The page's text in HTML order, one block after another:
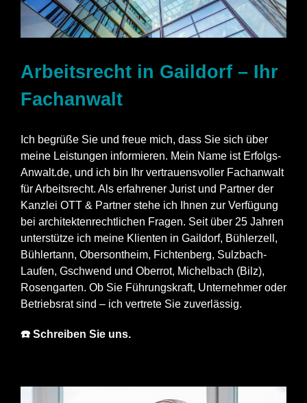
Arbeitsrecht in Gaildorf – Ihr
Fachanwalt
Ich begrüße Sie und freue mich, dass Sie sich über
meine Leistungen informieren. Mein Name ist Erfolgs-
Anwalt.de, und ich bin Ihr vertrauensvoller Fachanwalt
für Arbeitsrecht. Als erfahrener Jurist und Partner der
Kanzlei OTT & Partner stehe ich Ihnen zur Verfügung
bei architektenrechtlichen Fragen. Seit über 25 Jahren
unterstütze ich meine Klienten in Gaildorf, Bühlerzell,
Bühlertann, Obersontheim, Fichtenberg, Sulzbach-
Laufen, Gschwend und Oberrot, Michelbach (Bilz),
Rosengarten. Ob Sie Führungskraft, Unternehmer oder
Betriebsrat sind – ich vertrete Sie zuverlässig.
☎️ Schreiben Sie uns.